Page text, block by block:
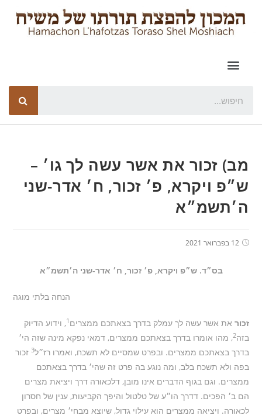
מב) זכור את אשר עשה לך גו׳ –
ש״פ ויקרא, פ׳ זכור, ח׳ אדר-שני
ה׳תשמ״א
12 בפברואר 2021
בס״ד. ש״פ ויקרא, פ׳ זכור, ח׳ אדר-שני ה׳תשמ״א
הנחה בלתי מוגה
זכוראת אשר עשה לך עמלק בדרך בצאתכם ממצרים 1, וידוע הדיוק
בזה2, מהו אומרו בדרך בצאתכם ממצרים, דמאי נפקא מינה שזה הי׳
בדרך בצאתכם ממצרים. ובפרט שמסיים לא תשכח, ואמרו רז״ל3 זכור
בפה ולא תשכח בלב, ומה נוגע בה פרט זה שהי׳ בדרך בצאתכם
ממצרים. וגם בגוף הדברים אינו מובן, דלכאורה דרך ויציאת מצרים
הם ב׳ הפכים. דדרך הו״ע של טלטול והיפך הקביעות, ענין של חסרון
לכאורה. ויציאה ממצרים הוא עילוי גדול, שיוצא מבחי׳ מצרים, ובפרט